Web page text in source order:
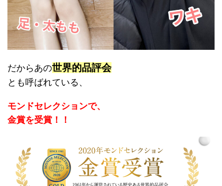
だからあの世界的品評会
とも呼ばれている、
モンドセレクションで、
金賞を受賞！！